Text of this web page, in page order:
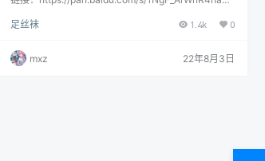
盘手机App，操作更方便哦 会员用户直接提取：
足丝袜 1.4k 0
mxz 22年8月3日